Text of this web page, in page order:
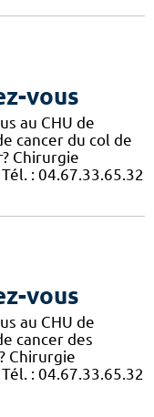
vous
au CHU de
cancer du col de
Chirurgie
: 04.67.33.65.32
vous
au CHU de
cancer des
Chirurgie
: 04.67.33.65.32